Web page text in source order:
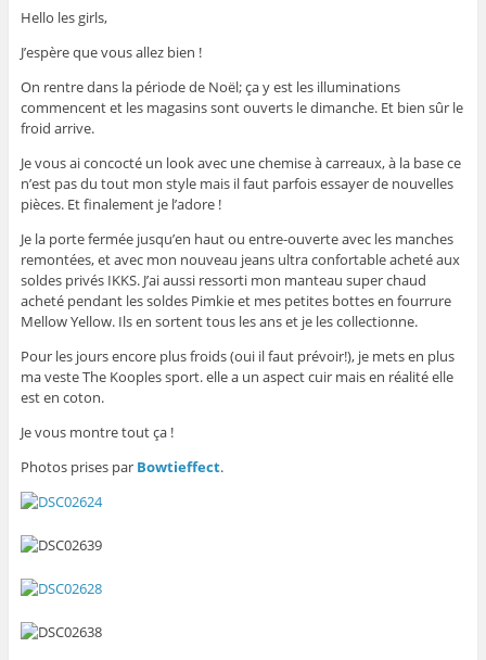
Hello les girls,
J’espère que vous allez bien !
On rentre dans la période de Noël; ça y est les illuminations
commencent et les magasins sont ouverts le dimanche. Et bien sûr le
froid arrive.
Je vous ai concocté un look avec une chemise à carreaux, à la base ce
n’est pas du tout mon style mais il faut parfois essayer de nouvelles
pièces. Et finalement je l’adore !
Je la porte fermée jusqu’en haut ou entre-ouverte avec les manches
remontées, et avec mon nouveau jeans ultra confortable acheté aux
soldes privés IKKS. J’ai aussi ressorti mon manteau super chaud
acheté pendant les soldes Pimkie et mes petites bottes en fourrure
Mellow Yellow. Ils en sortent tous les ans et je les collectionne.
Pour les jours encore plus froids (oui il faut prévoir!), je mets en plus
ma veste The Kooples sport. elle a un aspect cuir mais en réalité elle
est en coton.
Je vous montre tout ça !
Photos prises par Bowtieffect.